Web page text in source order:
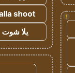
!
shoot
يلا شوت